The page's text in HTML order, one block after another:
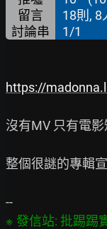
留言
18則, 8
討論串 1/1
https://
沒有MV 只有電影
整個很謎的專輯
※ 發信站: 批踢踢